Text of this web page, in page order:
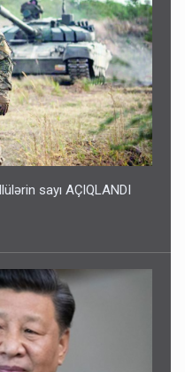
sayı AÇIQLANDI